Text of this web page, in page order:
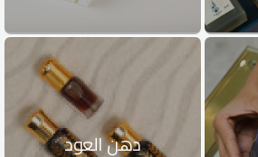
دهن العود